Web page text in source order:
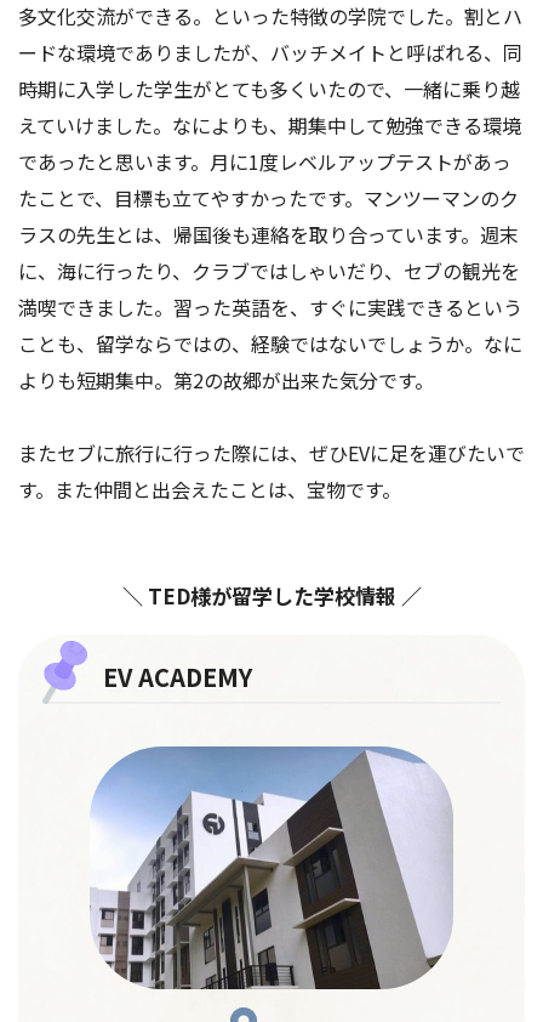
多文化交流ができる。といった特徴の学院でした。割とハ
ードな環境でありましたが、バッチメイトと呼ばれる、同
時期に入学した学生がとても多くいたので、一緒に乗り越
えていけました。なによりも、期集中して勉強できる環境
であったと思います。月に1度レベルアップテストがあっ
たことで、目標も立てやすかったです。マンツーマンのク
ラスの先生とは、帰国後も連絡を取り合っています。週末
に、海に行ったり、クラブではしゃいだり、セブの観光を
満喫できました。習った英語を、すぐに実践できるという
ことも、留学ならではの、経験ではないでしょうか。なに
よりも短期集中。第2の故郷が出来た気分です。
またセブに旅行に行った際には、ぜひEVに足を運びたいで
す。また仲間と出会えたことは、宝物です。
＼ TED様が留学した学校情報 ／
EV ACADEMY